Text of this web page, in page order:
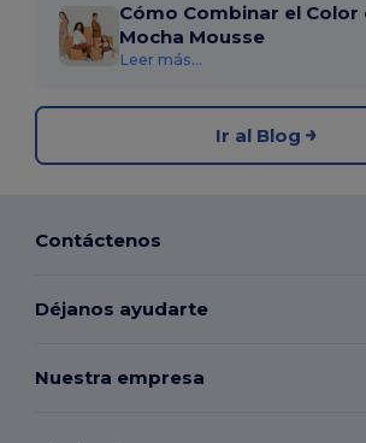
Cómo Combinar el Color
Mocha Mousse
Leer más...
Ir al Blog
Contáctenos
Déjanos ayudarte
Nuestra empresa